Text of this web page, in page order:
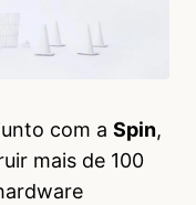
com a Spin,
mais de 100